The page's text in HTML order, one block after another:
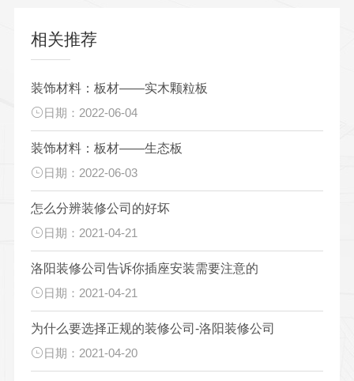
相关推荐
装饰材料：板材——实木颗粒板
日期：2022-06-04
装饰材料：板材——生态板
日期：2022-06-03
怎么分辨装修公司的好坏
日期：2021-04-21
洛阳装修公司告诉你插座安装需要注意的
日期：2021-04-21
为什么要选择正规的装修公司-洛阳装修公司
日期：2021-04-20